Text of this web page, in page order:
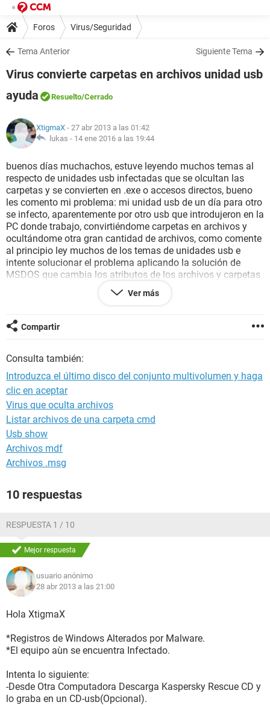
Foros Virus/Seguridad
Tema Anterior Siguiente Tema
Virus convierte carpetas en archivos unidad usb
ayuda
Resuelto/Cerrado
XtigmaX - 27 abr 2013 a las 01:42
lukas - 14 ene 2016 a las 19:44
buenos días muchachos, estuve leyendo muchos temas al
respecto de unidades usb infectadas que se olcultan las
carpetas y se convierten en .exe o accesos directos, bueno
les comento mi problema: mi unidad usb de un día para otro
se infecto, aparentemente por otro usb que introdujeron en la
PC donde trabajo, convirtiéndome carpetas en archivos y
ocultándome otra gran cantidad de archivos, como comente
al principio ley muchos de los temas de unidades usb e
intente solucionar el problema aplicando la solución de
MSDOS que cambia los atributos de los archivos y carpetas
pero sin ningún resultado, no he encontrado ningún tema, al
incsertar la usb me sale esto "titulo" carpetas comprimidas
del conjunto multivolumen y haga click en aceptar. necesito
ayuda gracias.
Ver más
Compartir
Consulta también:
Introduzca el último disco del conjunto multivolumen y haga
clic en aceptar
Virus que oculta archivos
Listar archivos de una carpeta cmd
Usb show
Archivos mdf
Archivos .msg
10 respuestas
RESPUESTA 1 / 10
Mejor respuesta
usuario anónimo
28 abr 2013 a las 21:00
Hola XtigmaX
*Registros de Windows Alterados por Malware.
*El equipo aùn se encuentra Infectado.
Intenta lo siguiente:
-Desde Otra Computadora Descarga Kaspersky Rescue CD y
lo graba en un CD-usb(Opcional).